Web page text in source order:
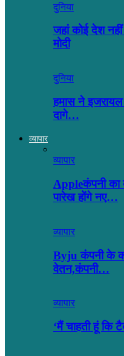
दुनिया
जहां कोई देश नहीं
मोदी
दुनिया
हमास ने इजरायल
दागे…
व्यापार
व्यापार
Appleकंपनी का
पारेख होंगे नए…
व्यापार
Byju कंपनी के
वेतन,कंपनी…
व्यापार
‘मैं चाहती हूं कि